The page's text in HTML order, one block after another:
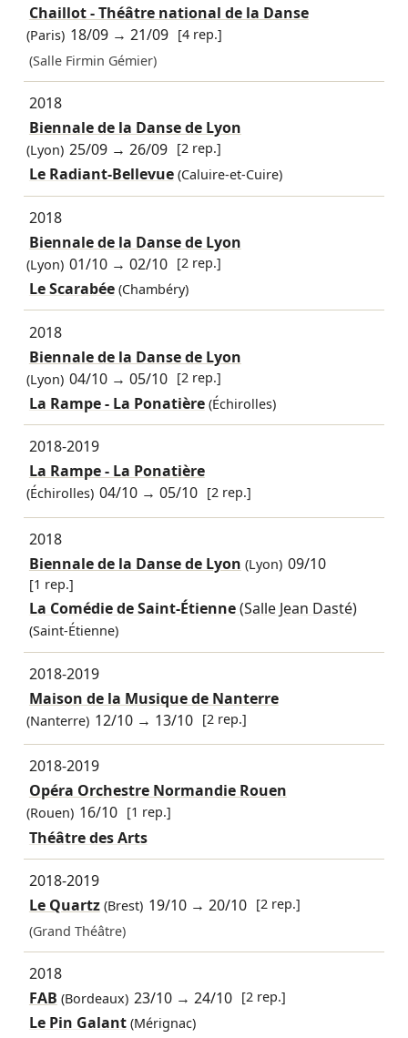
Chaillot - Théâtre national de la Danse
(Paris) 18/09 →21/09 [4 rep.]
(Salle Firmin Gémier)
2018
Biennale de la Danse de Lyon
(Lyon) 25/09 →26/09 [2 rep.]
Le Radiant-Bellevue (Caluire-et-Cuire)
2018
Biennale de la Danse de Lyon
(Lyon) 01/10 →02/10 [2 rep.]
Le Scarabée (Chambéry)
2018
Biennale de la Danse de Lyon
(Lyon) 04/10 →05/10 [2 rep.]
La Rampe - La Ponatière (Échirolles)
2018-2019
La Rampe - La Ponatière
(Échirolles) 04/10 →05/10 [2 rep.]
2018
Biennale de la Danse de Lyon (Lyon) 09/10
[1 rep.]
La Comédie de Saint-Étienne(Salle Jean Dasté)
(Saint-Étienne)
2018-2019
Maison de la Musique de Nanterre
(Nanterre) 12/10 → 13/10 [2 rep.]
2018-2019
Opéra Orchestre Normandie Rouen
(Rouen) 16/10 [1 rep.]
Théâtre des Arts
2018-2019
Le Quartz(Brest) 19/10 →20/10 [2 rep.]
(Grand Théâtre)
2018
FAB (Bordeaux) 23/10 →24/10 [2 rep.]
Le Pin Galant (Mérignac)